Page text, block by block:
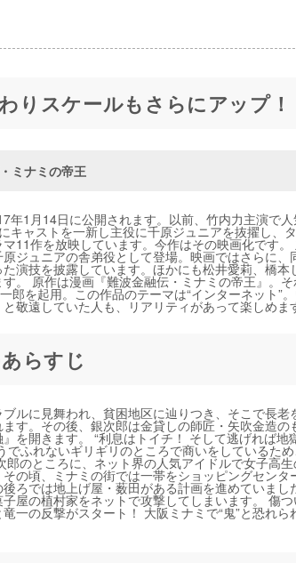
りスケールもさらにアップ！
ミナミの帝王
1月14日に公開されます。以前、竹内力主演で
キャストを一新し主役に千原ジュニアを抜擢し、
11作を放映しています。今作はその映画化です。
ジュニアの舎弟役として登場。映画ではさらに、
演技を披露しています。ほかにも松井愛莉、橋本
。 原作は漫画『難波金融伝・ミナミの帝王』。
郎を起用。この作品のテーマは“インターネット”
敬遠していた人も、リアリティがあって楽しめま
らすじ
ルに見舞われ、貧困地区に辿りつき、そこで長老
す。その後、銀次郎は金貸しの師匠・矢吹金造の
を開きます。 “利息はトイチ！ そして逃げれば地
ふれないギリギリのところで商いをしているた
のところに、ネット界の人気アイドルで女子高
の頃、ミナミの街では一帯をショッピングセンタ
ろでは地上げ屋・薮田がある計画を進めていまし
屋の植村家をネットで攻撃してしまいます。 傷
一の反撃がスタート！ 大阪ミナミで“鬼”と恐れら